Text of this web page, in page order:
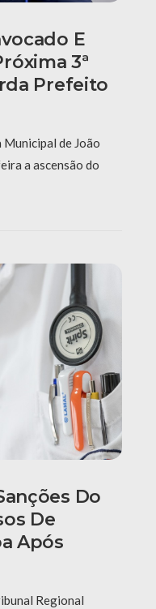
E
3ª
Prefeito
Municipal de João
a ascensão do
Do
De
Após
Regional